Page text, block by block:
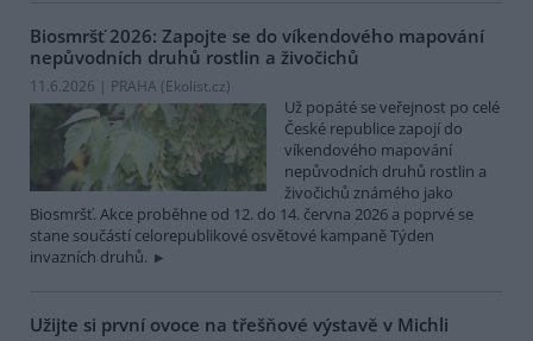
Biosmršť 2026: Zapojte se do víkendového mapování
nepůvodních druhů rostlin a živočichů
11.6.2026 | PRAHA (Ekolist.cz)
Už popáté se veřejnost po celé
České republice zapojí do
víkendového mapování
nepůvodních druhů rostlin a
živočichů známého jako
Biosmršť. Akce proběhne od 12. do 14. června 2026 a poprvé se
stane součástí celorepublikové osvětové kampaně Týden
invazních druhů.
Užijte si první ovoce na třešňové výstavě v Michli